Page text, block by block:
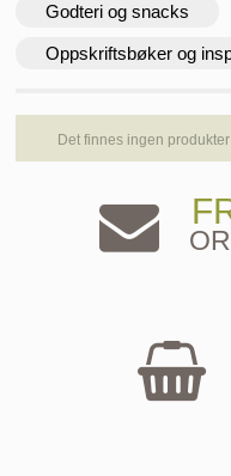
Godteri og snacks
Oppskriftsbøker og
Det finnes ingen